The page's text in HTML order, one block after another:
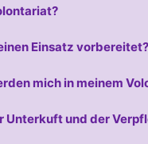
Einsatz vorbereitet?
mich in meinem
Unterkuft und der